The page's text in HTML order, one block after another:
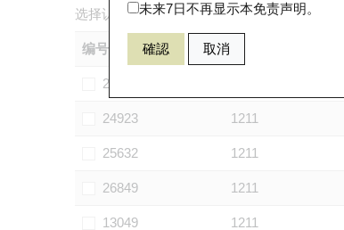
未来7日不再显示本免责声明。
確認 取消
选择认股证作比较*你可以选择最多五只认股证
编号
24320
24923 1211
25632 1211
26849 1211
13049 1211